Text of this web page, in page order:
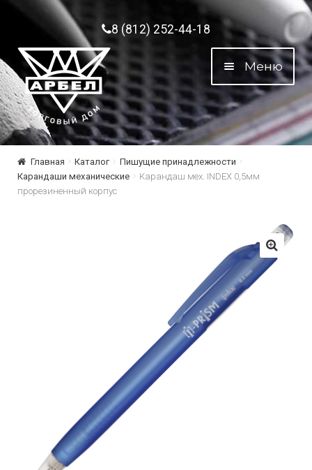
Перейти к навигации
Перейти к содержимому8 (812) 252-44-18
Меню
Главная Каталог
Пишущие принадлежности
Карандаши механические
Карандаш мех. INDEX 0,5мм
прорезиненный корпус
🔍